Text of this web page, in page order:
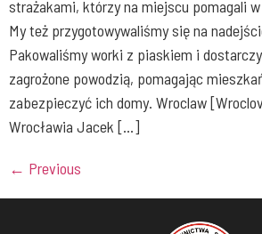
strażakami, którzy na miejscu pomagali
My też przygotowywaliśmy się na
Pakowaliśmy worki z piaskiem i
zagrożone powodzią, pomagając
zabezpieczyć ich domy. Wroclaw
Wrocławia Jacek […]
← Previous